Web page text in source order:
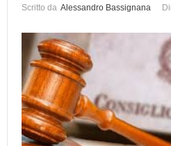
Scritto da Alessandro Bassignana